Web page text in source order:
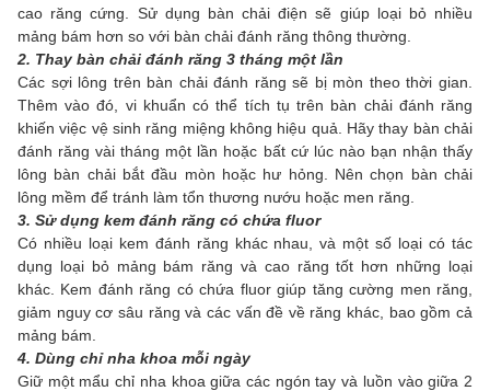
cao răng cứng. Sử dụng bàn chải điện sẽ giúp loại bỏ nhiều
mảng bám hơn so với bàn chải đánh răng thông thường.
2. Thay bàn chải đánh răng 3 tháng một lần
Các sợi lông trên bàn chải đánh răng sẽ bị mòn theo thời gian.
Thêm vào đó, vi khuẩn có thể tích tụ trên bàn chải đánh răng
khiến việc vệ sinh răng miệng không hiệu quả. Hãy thay bàn chải
đánh răng vài tháng một lần hoặc bất cứ lúc nào bạn nhận thấy
lông bàn chải bắt đầu mòn hoặc hư hỏng. Nên chọn bàn chải
lông mềm để tránh làm tổn thương nướu hoặc men răng.
3. Sử dụng kem đánh răng có chứa fluor
Có nhiều loại kem đánh răng khác nhau, và một số loại có tác
dụng loại bỏ mảng bám răng và cao răng tốt hơn những loại
khác. Kem đánh răng có chứa fluor giúp tăng cường men răng,
giảm nguy cơ sâu răng và các vấn đề về răng khác, bao gồm cả
mảng bám.
4. Dùng chỉ nha khoa mỗi ngày
Giữ một mẩu chỉ nha khoa giữa các ngón tay và luồn vào giữa 2